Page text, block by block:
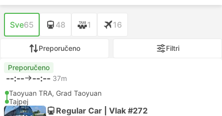
Sve65 48 1 16
Preporučeno Filtri
Preporučeno
--:-- --:-- 37m
Taoyuan TRA, Grad Taoyuan
Tajpej
Regular Car | Vlak #272